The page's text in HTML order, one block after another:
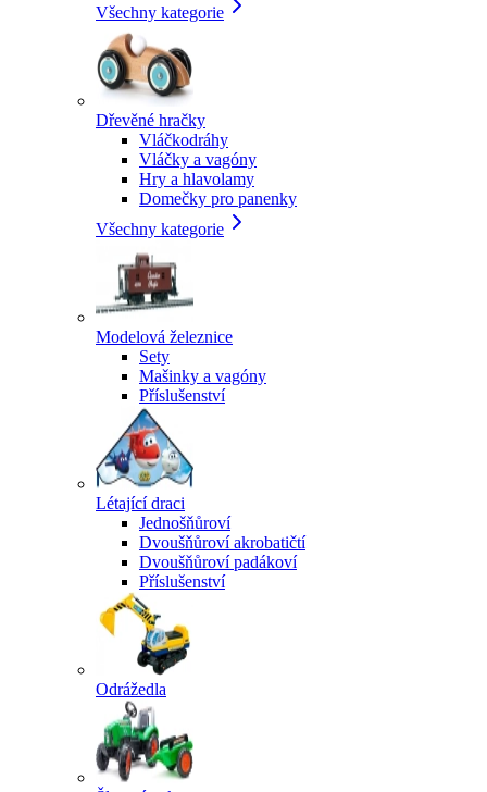
Všechny kategorie
Dřevěné hračky
Vláčkodráhy
Vláčky a vagóny
Hry a hlavolamy
Domečky pro panenky
Všechny kategorie
Modelová železnice
Sety
Mašinky a vagóny
Příslušenství
Létající draci
Jednošňůroví
Dvoušňůroví akrobatičtí
Dvoušňůroví padákoví
Příslušenství
Odrážedla